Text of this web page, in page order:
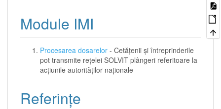
Module IMI
Procesarea dosarelor - Cetățenii și întreprinderile
pot transmite rețelei SOLVIT plângeri referitoare la
acțiunile autorităților naționale
Referințe